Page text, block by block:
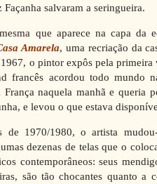
salvaram a seringueira.
que aparece na capa da
Amarela, uma recriação da
o pintor expôs pela primeira
francês acordou todo mundo
França naquela manhã e queria
e levou o que estava
de 1970/1980, o artista
dezenas de telas que o
contemporâneos: seus
são tão chocantes quanto a